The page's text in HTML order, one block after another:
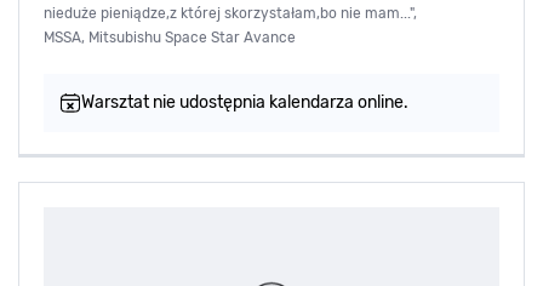
nieduże pieniądze,z której skorzystałam,bo nie mam...",
MSSA, Mitsubishu Space Star Avance
Warsztat nie udostępnia kalendarza online.